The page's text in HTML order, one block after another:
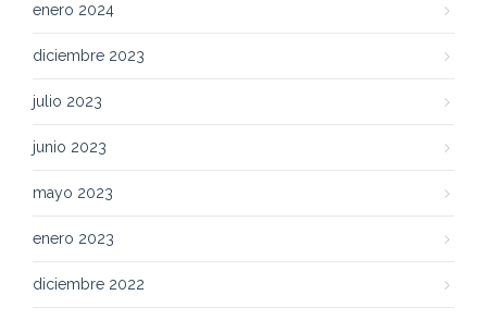
enero 2024
diciembre 2023
julio 2023
junio 2023
mayo 2023
enero 2023
diciembre 2022